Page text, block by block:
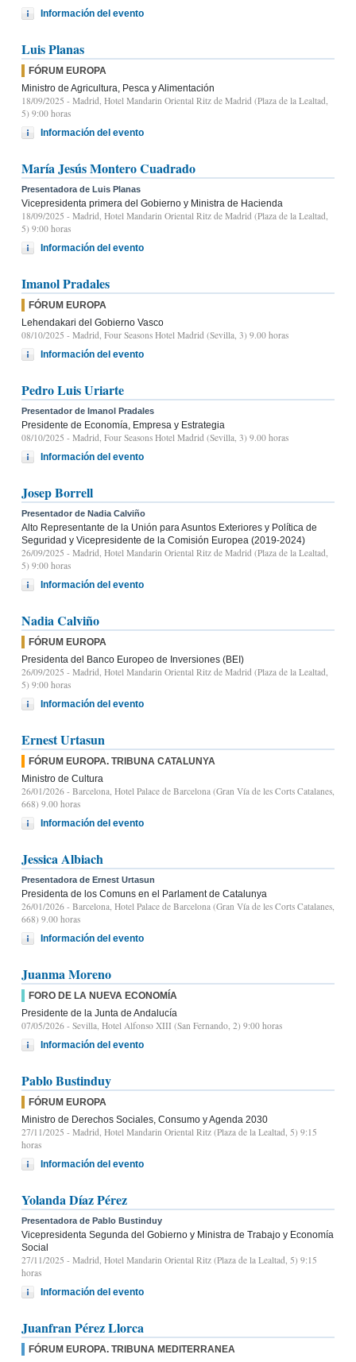
Información del evento
Luis Planas
FÓRUM EUROPA
Ministro de Agricultura, Pesca y Alimentación
18/09/2025 - Madrid, Hotel Mandarin Oriental Ritz de Madrid (Plaza de la Lealtad,
5) 9:00 horas
Información del evento
María Jesús Montero Cuadrado
Presentadora de Luis Planas
Vicepresidenta primera del Gobierno y Ministra de Hacienda
18/09/2025 - Madrid, Hotel Mandarin Oriental Ritz de Madrid (Plaza de la Lealtad,
5) 9:00 horas
Información del evento
Imanol Pradales
FÓRUM EUROPA
Lehendakari del Gobierno Vasco
08/10/2025 - Madrid, Four Seasons Hotel Madrid (Sevilla, 3) 9.00 horas
Información del evento
Pedro Luis Uriarte
Presentador de Imanol Pradales
Presidente de Economía, Empresa y Estrategia
08/10/2025 - Madrid, Four Seasons Hotel Madrid (Sevilla, 3) 9.00 horas
Información del evento
Josep Borrell
Presentador de Nadia Calviño
Alto Representante de la Unión para Asuntos Exteriores y Política de
Seguridad y Vicepresidente de la Comisión Europea (2019-2024)
26/09/2025 - Madrid, Hotel Mandarin Oriental Ritz de Madrid (Plaza de la Lealtad,
5) 9:00 horas
Información del evento
Nadia Calviño
FÓRUM EUROPA
Presidenta del Banco Europeo de Inversiones (BEI)
26/09/2025 - Madrid, Hotel Mandarin Oriental Ritz de Madrid (Plaza de la Lealtad,
5) 9:00 horas
Información del evento
Ernest Urtasun
FÓRUM EUROPA. TRIBUNA CATALUNYA
Ministro de Cultura
26/01/2026 - Barcelona, Hotel Palace de Barcelona (Gran Vía de les Corts Catalanes,
668) 9.00 horas
Información del evento
Jessica Albiach
Presentadora de Ernest Urtasun
Presidenta de los Comuns en el Parlament de Catalunya
26/01/2026 - Barcelona, Hotel Palace de Barcelona (Gran Vía de les Corts Catalanes,
668) 9.00 horas
Información del evento
Juanma Moreno
FORO DE LA NUEVA ECONOMÍA
Presidente de la Junta de Andalucía
07/05/2026 - Sevilla, Hotel Alfonso XIII (San Fernando, 2) 9:00 horas
Información del evento
Pablo Bustinduy
FÓRUM EUROPA
Ministro de Derechos Sociales, Consumo y Agenda 2030
27/11/2025 - Madrid, Hotel Mandarin Oriental Ritz (Plaza de la Lealtad, 5) 9:15
horas
Información del evento
Yolanda Díaz Pérez
Presentadora de Pablo Bustinduy
Vicepresidenta Segunda del Gobierno y Ministra de Trabajo y Economía
Social
27/11/2025 - Madrid, Hotel Mandarin Oriental Ritz (Plaza de la Lealtad, 5) 9:15
horas
Información del evento
Juanfran Pérez Llorca
FÓRUM EUROPA. TRIBUNA MEDITERRANEA